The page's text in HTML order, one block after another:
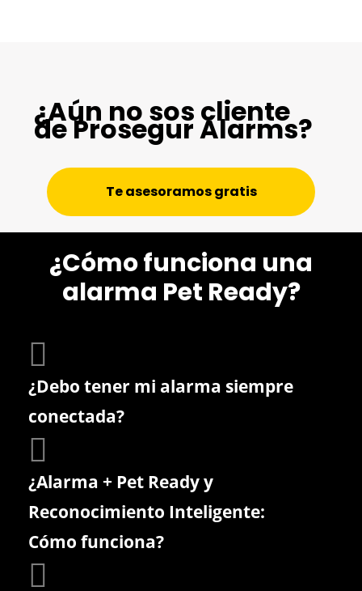
¿Aún no sos cliente
de Prosegur Alarms?
Te asesoramos gratis
¿Cómo funciona una
alarma Pet Ready?
¿Debo tener mi alarma siempre
conectada?
¿Alarma + Pet Ready y
Reconocimiento Inteligente:
Cómo funciona?